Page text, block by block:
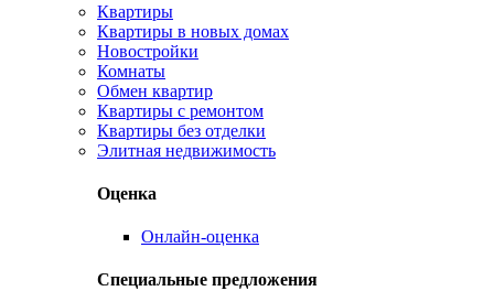
Квартиры
Квартиры в новых домах
Новостройки
Комнаты
Обмен квартир
Квартиры с ремонтом
Квартиры без отделки
Элитная недвижимость
Оценка
Онлайн-оценка
Специальные предложения